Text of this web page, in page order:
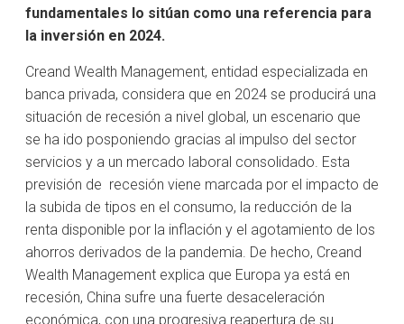
fundamentales lo sitúan como una referencia para
la inversión en 2024.
Creand Wealth Management, entidad especializada en
banca privada, considera que en 2024 se producirá una
situación de recesión a nivel global, un escenario que
se ha ido posponiendo gracias al impulso del sector
servicios y a un mercado laboral consolidado. Esta
previsión de recesión viene marcada por el impacto de
la subida de tipos en el consumo, la reducción de la
renta disponible por la inflación y el agotamiento de los
ahorros derivados de la pandemia. De hecho, Creand
Wealth Management explica que Europa ya está en
recesión, China sufre una fuerte desaceleración
económica, con una progresiva reapertura de su